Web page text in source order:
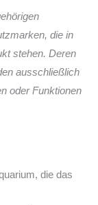
die in
stehen. Deren
ausschließlich
oder Funktionen
die das